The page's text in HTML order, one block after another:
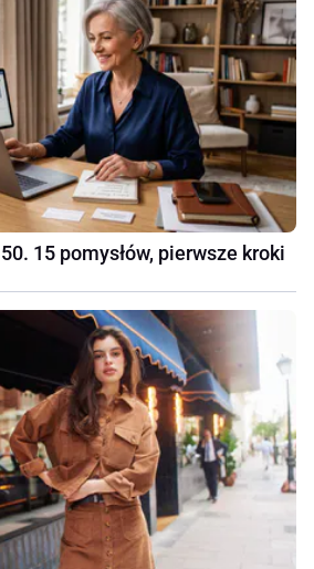
15 pomysłów, pierwsze kroki